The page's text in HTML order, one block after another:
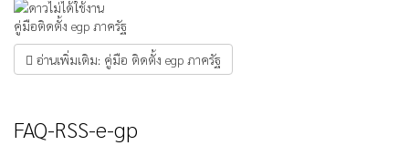
คู่มือติดตั้ง egp ภาครัฐ
อ่านเพิ่มเติม: คู่มือ ติดตั้ง egp ภาครัฐ
FAQ-RSS-e-gp